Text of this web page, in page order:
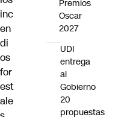
inc
en
di
os
for
est
ale
Premios
Oscar
2027
UDI
entrega
al
Gobierno
20
propuestas